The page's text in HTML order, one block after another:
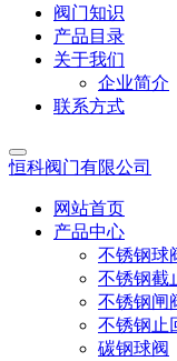
阀门知识
产品目录
关于我们
企业简介
联系方式
恒科阀门有限公司
网站首页
产品中心
不锈钢球
不锈钢截
不锈钢闸
不锈钢止
碳钢球阀